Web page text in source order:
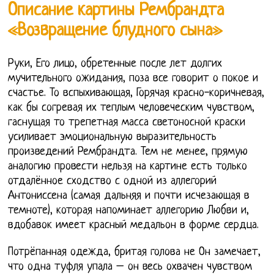
Описание картины Рембрандта
«Возвращение блудного сына»
Руки, Его лицо, обретенные после лет долгих
мучительного ожидания, поза все говорит о покое и
счастье. То вспыхивающая, Горячая красно-коричневая,
как бы согревая их теплым человеческим чувством,
гаснущая то трепетная масса светоносной краски
усиливает эмоциональную выразительность
произведений Рембрандта. Тем не менее, прямую
аналогию провести нельзя на картине есть только
отдалённое сходство с одной из аллегорий
Антониссена (самая дальняя и почти исчезающая в
темноте), которая напоминает аллегорию Любви и,
вдобавок имеет красный медальон в форме сердца.
Потрёпанная одежда, бритая голова не Он замечает,
что одна туфля упала – он весь охвачен чувством